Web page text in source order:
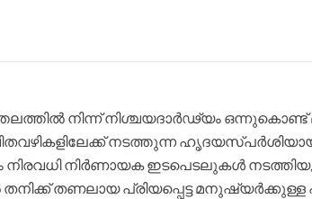
നിന്ന് നിശ്ചയദാർഢ്യം
നടത്തുന്ന ഹൃദയസ്പർശിയായ
നിരവധി നിർണായക ഇടപെടലുകൾ
തനിക്ക് തണലായ പ്രിയപ്പെട്ട